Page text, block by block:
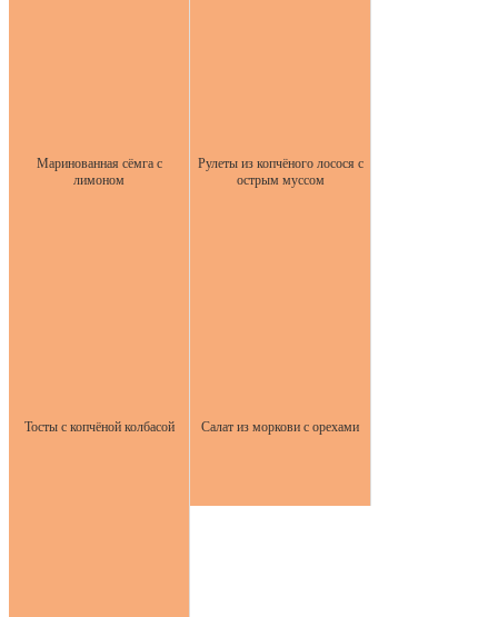
Маринованная сёмга с
лимоном
Рулеты из копчёного лосося с
острым муссом
Тосты с копчёной колбасой Салат из моркови с орехами